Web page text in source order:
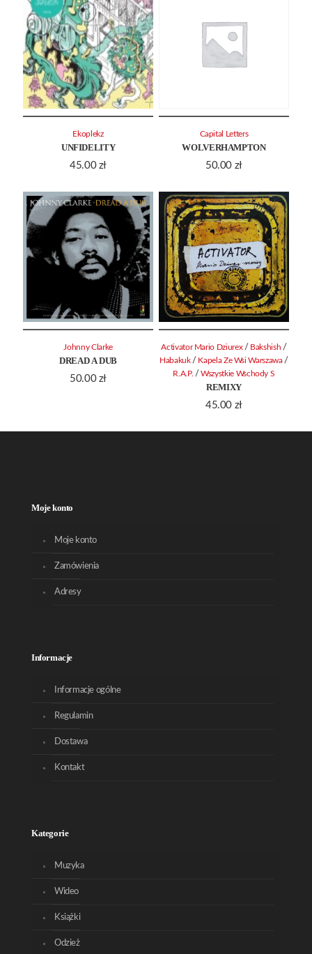
UNFIDELITY
45.00 zł
Ekoplekz
WOLVERHAMPTON
50.00 zł
Capital Letters
DREAD A DUB
50.00 zł
Johnny Clarke
REMIXY
45.00 zł
Activator Mario Dziurex / Bakshish /
Habakuk / Kapela Ze Wsi Warszawa /
R.A.P. /Wszystkie Wschody S
Moje konto
Moje konto
Zamówienia
Adresy
Informacje
Informacje ogólne
Regulamin
Dostawa
Kontakt
Kategorie
Muzyka
Wideo
Książki
Odzież